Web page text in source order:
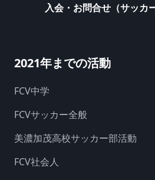
入会・お問合せ（サッカ
2021年までの活動
FCV中学
FCVサッカー全般
美濃加茂高校サッカー部活動
FCV社会人